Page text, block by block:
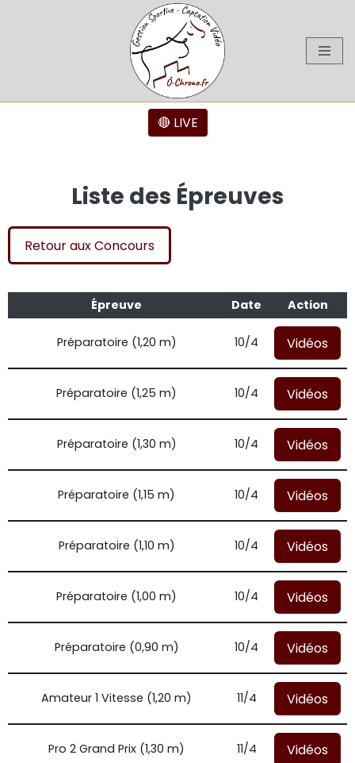
🔴 LIVE
Liste des Épreuves
Retour aux Concours
Épreuve Date Action
Préparatoire (1,20 m) 10/4 Vidéos
Préparatoire (1,25 m) 10/4 Vidéos
Préparatoire (1,30 m) 10/4 Vidéos
Préparatoire (1,15 m) 10/4 Vidéos
Préparatoire (1,10 m) 10/4 Vidéos
Préparatoire (1,00 m) 10/4 Vidéos
Préparatoire (0,90 m) 10/4 Vidéos
Amateur 1 Vitesse (1,20 m) 11/4 Vidéos
Pro 2 Grand Prix (1,30 m) 11/4 Vidéos